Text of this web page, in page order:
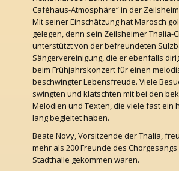
Caféhaus-Atmosphäre“ in der
Mit seiner Einschätzung hat Marosch
gelegen, denn sein Zeilsheimer Thalia-
unterstützt von der befreundeten
Sängervereinigung, die er ebenfalls
beim Frühjahrskonzert für einen
beschwingter Lebensfreude. Viele
swingten und klatschten mit bei den
Melodien und Texten, die viele fast ein
lang begleitet haben.
Beate Novy, Vorsitzende der Thalia,
mehr als 200 Freunde des Chorgesangs
Stadthalle gekommen waren.